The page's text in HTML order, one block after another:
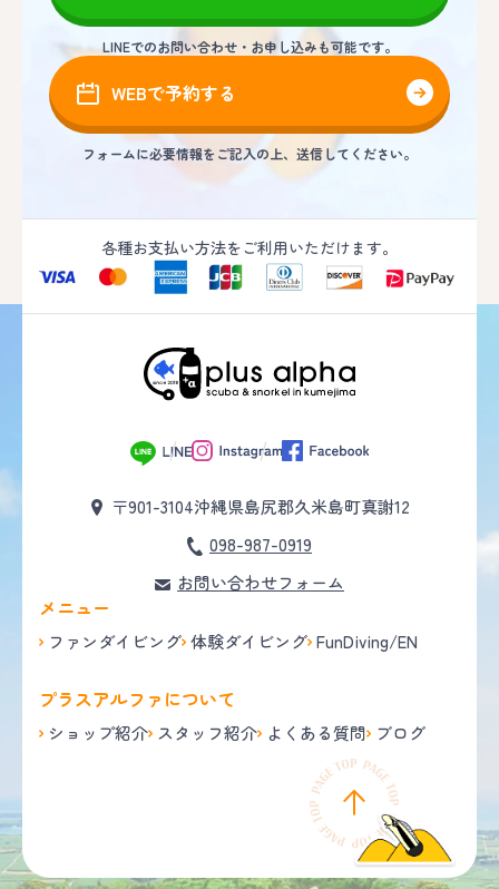
LINEでのお問い合わせ・お申し込みも可能です。
WEBで予約する
フォームに必要情報をご記入の上、送信してください。
各種お支払い方法をご利用いただけます。
〒901-3104沖縄県島尻郡久米島町真謝12
098-987-0919
お問い合わせフォーム
メニュー
ファンダイビング 体験ダイビング FunDiving/EN
プラスアルファについて
ショップ紹介 スタッフ紹介 よくある質問 ブログ